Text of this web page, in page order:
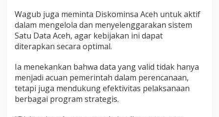
Wagub juga meminta Diskominsa Aceh untuk aktif
dalam mengelola dan menyelenggarakan sistem
Satu Data Aceh, agar kebijakan ini dapat
diterapkan secara optimal.
Ia menekankan bahwa data yang valid tidak hanya
menjadi acuan pemerintah dalam perencanaan,
tetapi juga mendukung efektivitas pelaksanaan
berbagai program strategis.